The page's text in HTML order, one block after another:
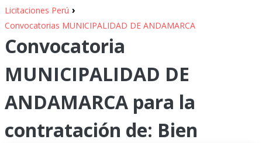
Licitaciones Perú ›
Convocatorias MUNICIPALIDAD DE ANDAMARCA
Convocatoria
MUNICIPALIDAD DE
ANDAMARCA para la
contratación de: Bien